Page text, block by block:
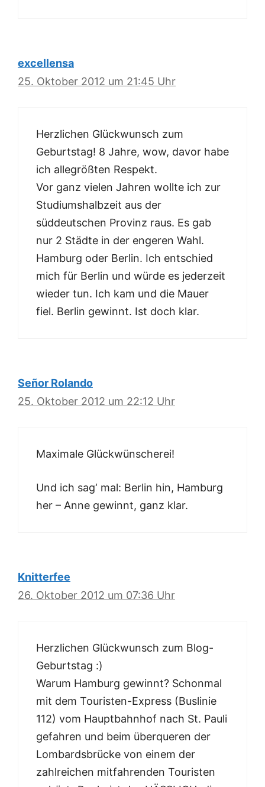
excellensa
25. Oktober 2012 um 21:45 Uhr
Herzlichen Glückwunsch zum
Geburtstag! 8 Jahre, wow, davor habe
ich allegrößten Respekt.
Vor ganz vielen Jahren wollte ich zur
Studiumshalbzeit aus der
süddeutschen Provinz raus. Es gab
nur 2 Städte in der engeren Wahl.
Hamburg oder Berlin. Ich entschied
mich für Berlin und würde es jederzeit
wieder tun. Ich kam und die Mauer
fiel. Berlin gewinnt. Ist doch klar.
Señor Rolando
25. Oktober 2012 um 22:12 Uhr
Maximale Glückwünscherei!
Und ich sag‘ mal: Berlin hin, Hamburg
her – Anne gewinnt, ganz klar.
Knitterfee
26. Oktober 2012 um 07:36 Uhr
Herzlichen Glückwunsch zum Blog-
Geburtstag :)
Warum Hamburg gewinnt? Schonmal
mit dem Touristen-Express (Buslinie
112) vom Hauptbahnhof nach St. Pauli
gefahren und beim überqueren der
Lombardsbrücke von einem der
zahlreichen mitfahrenden Touristen